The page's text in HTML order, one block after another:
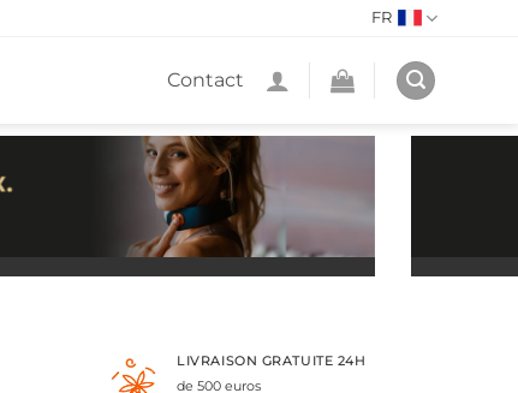
FR
Contact
LIVRAISON GRATUITE 24H
de 500 euros